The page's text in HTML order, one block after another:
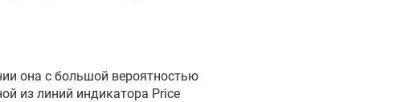
она с большой вероятностью
из линий индикатора Price